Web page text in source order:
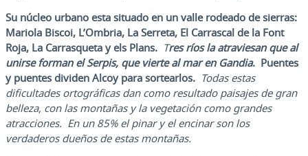
Su núcleo urbano esta situado en un valle rodeado de sierras:
Mariola Biscoi, L’Ombria, La Serreta, El Carrascal de la Font
Roja, La Carrasqueta y els Plans. Tres ríos la atraviesan que al
unirse forman el Serpis, que vierte al mar en Gandia. Puentes
y puentes dividen Alcoy para sortearlos. Todas estas
dificultades ortográficas dan como resultado paisajes de gran
belleza, con las montañas y la vegetación como grandes
atracciones. En un 85% el pinar y el encinar son los
verdaderos dueños de estas montañas.